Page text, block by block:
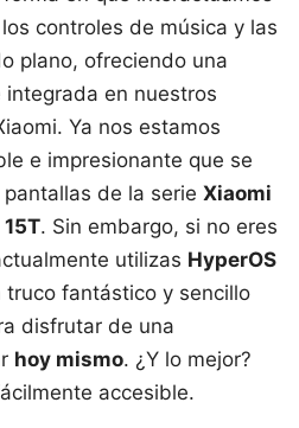
controles de música y las
plano, ofreciendo una
en nuestros
Ya nos estamos
e impresionante que se
de la serie Xiaomi
. Sin embargo, si no eres
utilizas HyperOS
truco fantástico y sencillo
disfrutar de una
hoy mismo. ¿Y lo mejor?
accesible.